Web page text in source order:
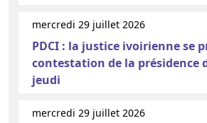
mercredi 29 juillet 2026
PDCI : la justice ivoirienne se
contestation de la présidence
jeudi
mercredi 29 juillet 2026